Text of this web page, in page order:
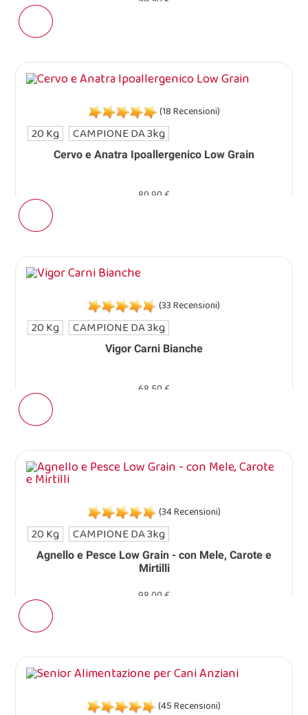
Cervo e Anatra Ipoallergenico Low Grain
(18 Recensioni)
80,90 €
20 Kg CAMPIONE DA 3kg
Vigor Carni Bianche
(33 Recensioni)
68,50 €
20 Kg CAMPIONE DA 3kg
Agnello e Pesce Low Grain - con Mele, Carote e
Mirtilli
(34 Recensioni)
98,00 €
20 Kg CAMPIONE DA 3kg
(45 Recensioni)